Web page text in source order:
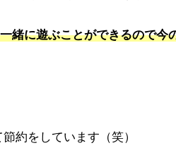
緒に遊ぶことができるので今
約をしています（笑）